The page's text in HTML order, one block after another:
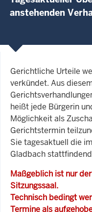
anstehenden
Gerichtliche Urteile
verkündet. Aus
heißt jede Bürgerin
Möglichkeit als
Gerichtstermin
Sie tagesaktuell die
Gladbach
Maßgeblich ist nur
Sitzungssaal.
Technisch bedingt
Termine als